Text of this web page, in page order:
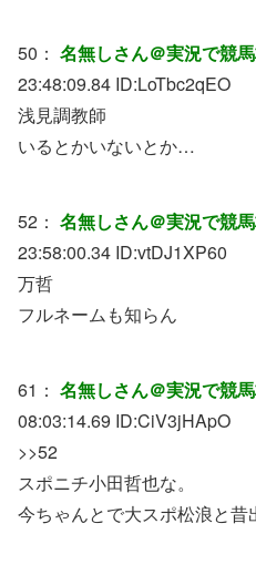
50： 名無しさん＠実況で競
23:48:09.84 ID:LoTbc2qEO
浅見調教師
いるとかいないとか…
52： 名無しさん＠実況で競
23:58:00.34 ID:vtDJ1XP60
万哲
フルネームも知らん
61： 名無しさん＠実況で競
08:03:14.69 ID:CiV3jHApO
>>52
スポニチ小田哲也な。
今ちゃんとで大スポ松浪と昔